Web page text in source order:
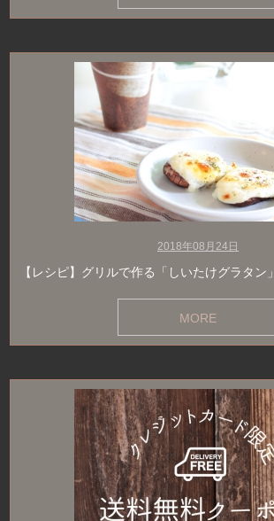
2018年08月24日
【レシピ】グリルで作る「しいたけグラタン」
MORE